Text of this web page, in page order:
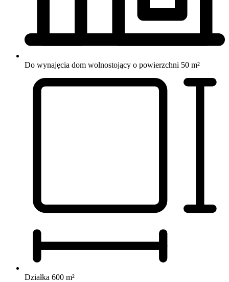
Do wynajęcia dom wolnostojący o powierzchni 50 m²
Działka 600 m²